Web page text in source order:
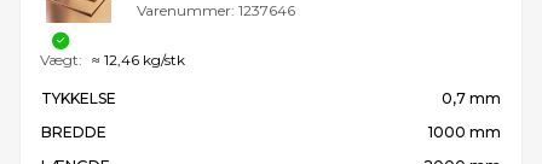
Varenummer: 1237646
TYKKELSE
0,7 mm
BREDDE
1000 mm
Vægt: ≈ 12,46 kg/stk